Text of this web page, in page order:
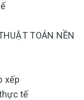
TOÁN NỀN
xếp
tế